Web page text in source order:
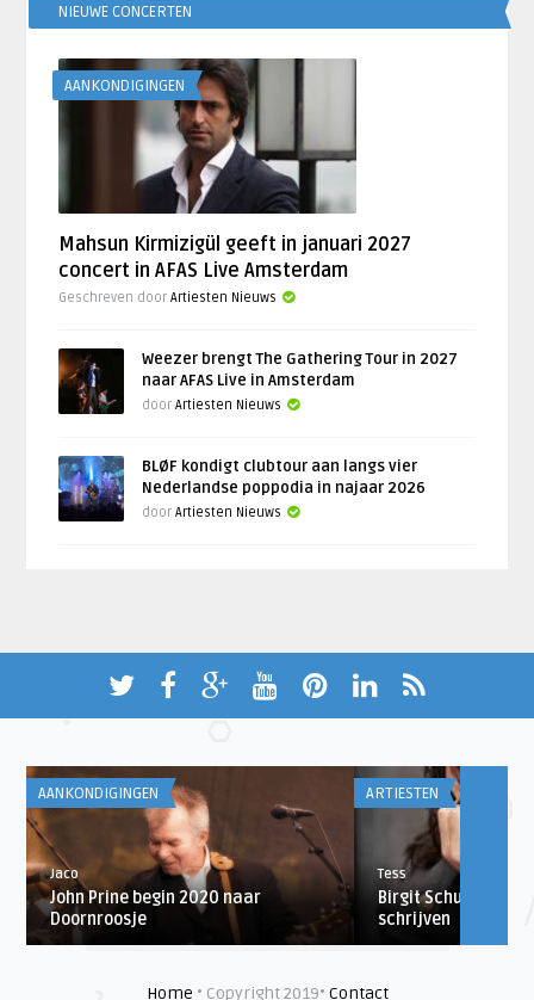
NIEUWE CONCERTEN
AANKONDIGINGEN
Mahsun Kirmizigül geeft in januari 2027
concert in AFAS Live Amsterdam
Geschreven doorArtiesten Nieuws
Weezer brengt The Gathering Tour in 2027
naar AFAS Live in Amsterdam
doorArtiesten Nieuws
BLØF kondigt clubtour aan langs vier
Nederlandse poppodia in najaar 2026
doorArtiesten Nieuws
AANKONDIGINGEN
Jaco
John Prine begin 2020 naar
Doornroosje
ARTIESTEN
Tess
Birgit Schuurman
schrijven
Home • Copyright 2019• Contact